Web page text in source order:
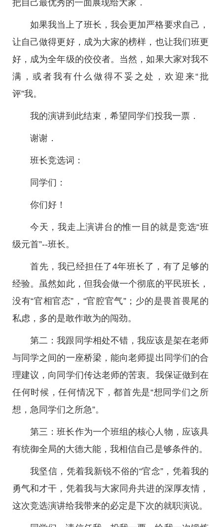
把自己最优秀的一面展现给大家．
如果我当上了班长，我会更加严格要求自己，
让自己做得更好，成为大家的榜样，也让我们班更
好，成为全年级的佼佼者。当然，如果大家对我不
满，或者我有什么做得不妥之处，欢迎来“批
评”我。
我的演讲到此结束，希望同学们投我一票．
谢谢．
班长竞选词：
同学们：
你们好！
今天，我走上演讲台的惟一目的就是竞选“班
级元首”--班长。
首先，我已经担任了4年班长了，有了足够的
经验。虽然如此，但我会做一个彻底的平民班长，
没有“官相官态”，“官腔官气”；少的是畏首畏尾的
私虑，多的是敢作敢为的闯劲。
第二：我跟同学相处不错，我应该是架在老师
与同学之间的一座桥梁，能向老师提出同学们的合
理建议，向同学们传达老师的苦衷。我保证做到在
任何时候，任何情况下，都首先是“想同学们之所
想，急同学们之所急”。
第三：班长作为一个班组的核心人物，应该具
有统御全局的大德大能，我相信自己是够条件的。
我坚信，凭着我新锐不俗的“官念”，凭着我的
勇气和才干，凭着我与大家同舟共进的深厚友情，
这次竞选演讲给我带来的必定是下次的就职演说。